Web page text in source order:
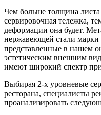
Чем больше толщина листа
сервировочная тележка,
деформации она будет.
нержавеющей стали
представленные в нашем
эстетическим внешним
имеют широкий спектр
Выбирая 2-х уровневые
ресторана, специалисты
проанализировать